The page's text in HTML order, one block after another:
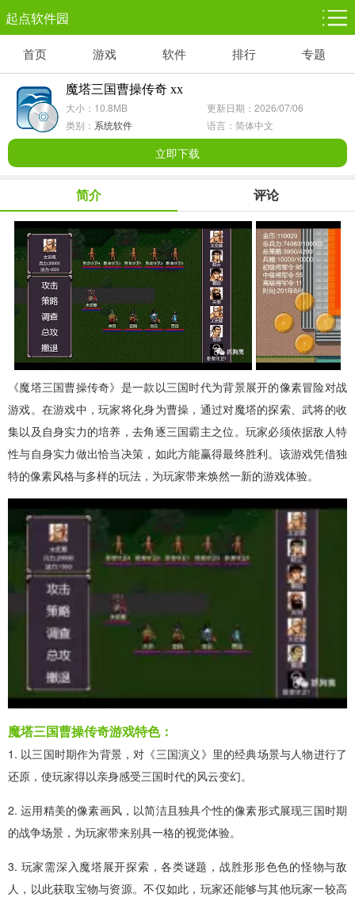
起点软件园
塔防游戏
1千+款游戏
休闲益智
1万+款游戏
体育竞技
5百+款游戏
角色扮演
3千+款游戏
3百+款游戏
动作射击
3百+款游戏
首页 游戏 软件 排行 专题
魔塔三国曹操传奇 xx
大小：10.8MB
更新日期：2026/07/06
类别： 系统软件 语言：简体中文
立即下载
简介 评论
《魔塔三国曹操传奇》是一款以三国时代为背景展开的像素冒险对战
游戏。在游戏中，玩家将化身为曹操，通过对魔塔的探索、武将的收
集以及自身实力的培养，去角逐三国霸主之位。玩家必须依据敌人特
性与自身实力做出恰当决策，如此方能赢得最终胜利。该游戏凭借独
特的像素风格与多样的玩法，为玩家带来焕然一新的游戏体验。
魔塔三国曹操传奇游戏特色：
1. 以三国时期作为背景，对《三国演义》里的经典场景与人物进行了
还原，使玩家得以亲身感受三国时代的风云变幻。
2. 运用精美的像素画风，以简洁且独具个性的像素形式展现三国时期
的战争场景，为玩家带来别具一格的视觉体验。
3. 玩家需深入魔塔展开探索，各类谜题，战胜形形色色的怪物与敌
人，以此获取宝物与资源。不仅如此，玩家还能够与其他玩家一较高